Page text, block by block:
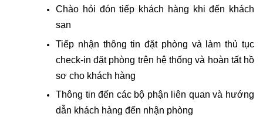
Chào hỏi đón tiếp khách hàng khi đến khách
sạn
Tiếp nhận thông tin đặt phòng và làm thủ tục
check-in đặt phòng trên hệ thống và hoàn tất hồ
sơ cho khách hàng
Thông tin đến các bộ phận liên quan và hướng
dẫn khách hàng đến nhận phòng